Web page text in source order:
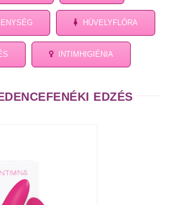
HÜVELYFLÓRA
INTIMHIGIÉNIA
EDZÉS